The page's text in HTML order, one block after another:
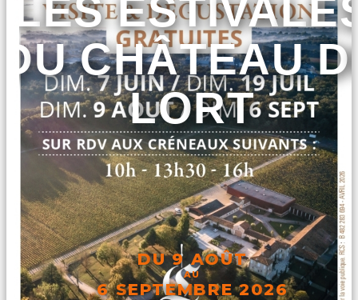
LES
DU CHÂTEAU
LORT
DU 9 AOÛT
AU
6 SEPTEMBRE 2026